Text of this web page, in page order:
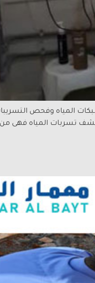
كافة اعطال شبكات المياه وفحص
تسربات المياه فهى من